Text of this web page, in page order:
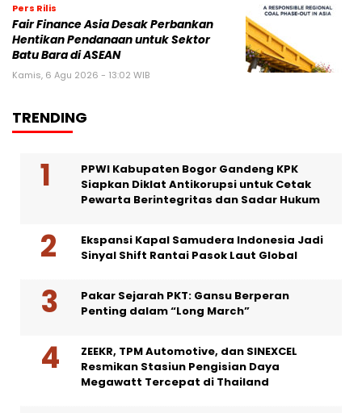
Pers Rilis
Fair Finance Asia Desak Perbankan
Hentikan Pendanaan untuk Sektor
Batu Bara di ASEAN
Kamis, 6 Agu 2026 - 13:02 WIB
TRENDING
PPWI Kabupaten Bogor Gandeng KPK
Siapkan Diklat Antikorupsi untuk Cetak
Pewarta Berintegritas dan Sadar Hukum
Ekspansi Kapal Samudera Indonesia Jadi
Sinyal Shift Rantai Pasok Laut Global
Pakar Sejarah PKT: Gansu Berperan
Penting dalam “Long March”
ZEEKR, TPM Automotive, dan SINEXCEL
Resmikan Stasiun Pengisian Daya
Megawatt Tercepat di Thailand